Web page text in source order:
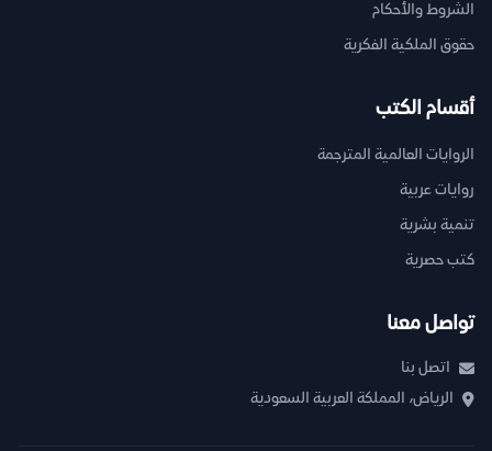
الشروط والأحكام
حقوق الملكية الفكرية
أقسام الكتب
الروايات العالمية المترجمة
روايات عربية
تنمية بشرية
كتب حصرية
تواصل معنا
اتصل بنا
الرياض، المملكة العربية السعودية